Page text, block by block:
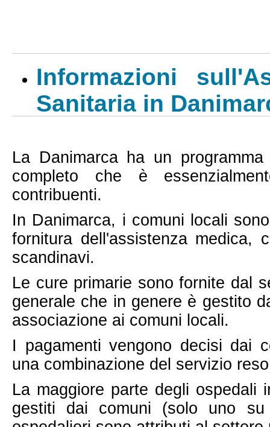
Informazioni
Sanitaria in
La Danimarcaha un programma
completo che è
contribuenti.
In Danimarca, i comuni locali
fornitura dell'assistenza medica,
scandinavi.
Le cure primarie sono fornite dal
generale che in genere è gestito
associazione ai comuni locali.
I pagamenti vengono decisi dai
una combinazione del servizio
La maggiore parte degli ospedali
gestiti dai comuni (solo uno